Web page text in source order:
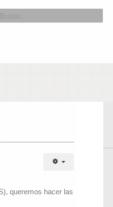
queremos hacer las